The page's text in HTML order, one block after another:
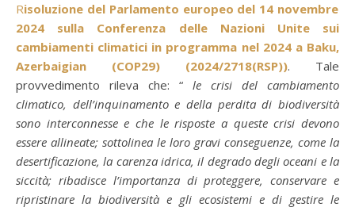
Risoluzione del Parlamento europeo del 14 novembre
2024 sulla Conferenza delle Nazioni Unite sui
cambiamenti climatici in programma nel 2024 a Baku,
Azerbaigian (COP29) (2024/2718(RSP)). Tale
provvedimento rileva che: “ le crisi del cambiamento
climatico, dell’inquinamento e della perdita di biodiversità
sono interconnesse e che le risposte a queste crisi devono
essere allineate; sottolinea le loro gravi conseguenze, come la
desertificazione, la carenza idrica, il degrado degli oceani e la
siccità; ribadisce l’importanza di proteggere, conservare e
ripristinare la biodiversità e gli ecosistemi e di gestire le